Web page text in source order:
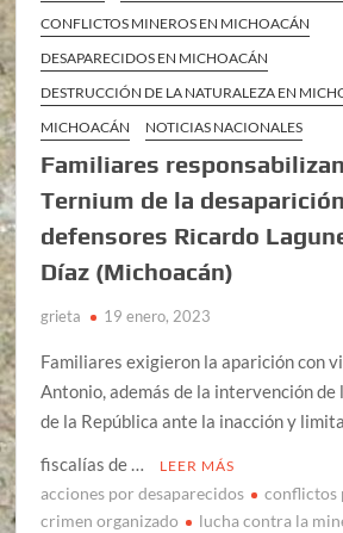
CONFLICTOS MINEROS EN MICHOACÁN
DESAPARECIDOS EN MICHOACÁN
DESTRUCCIÓN DE LA NATURALEZA EN
MICHOACÁN
NOTICIAS NACIONALES
Familiares
Ternium de la
defensores Ricardo
Díaz (Michoacán)
grieta 19 enero, 2023
Familiares exigieron la aparición con
Antonio, además de la intervención de
de la República ante la inacción y
fiscalías de …
LEER MÁS
acciones por desaparecidos
conflictos
crimen organizado
lucha contra la